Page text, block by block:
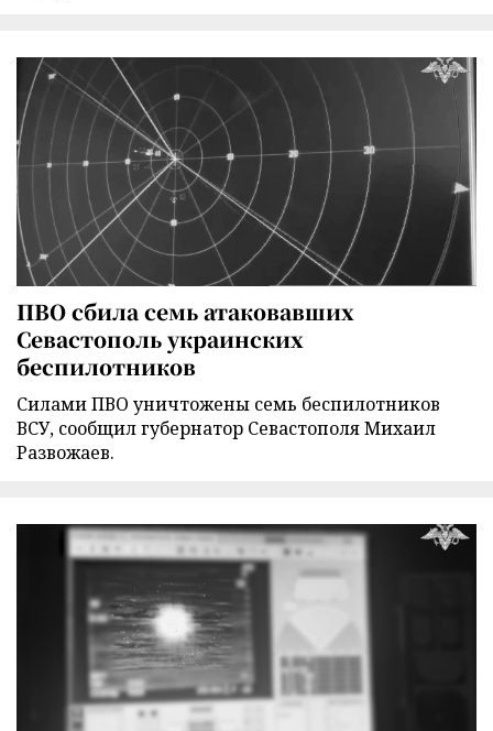
ПВО сбила семь атаковавших
Севастополь украинских
беспилотников
Силами ПВО уничтожены семь беспилотников
ВСУ, сообщил губернатор Севастополя Михаил
Развожаев.